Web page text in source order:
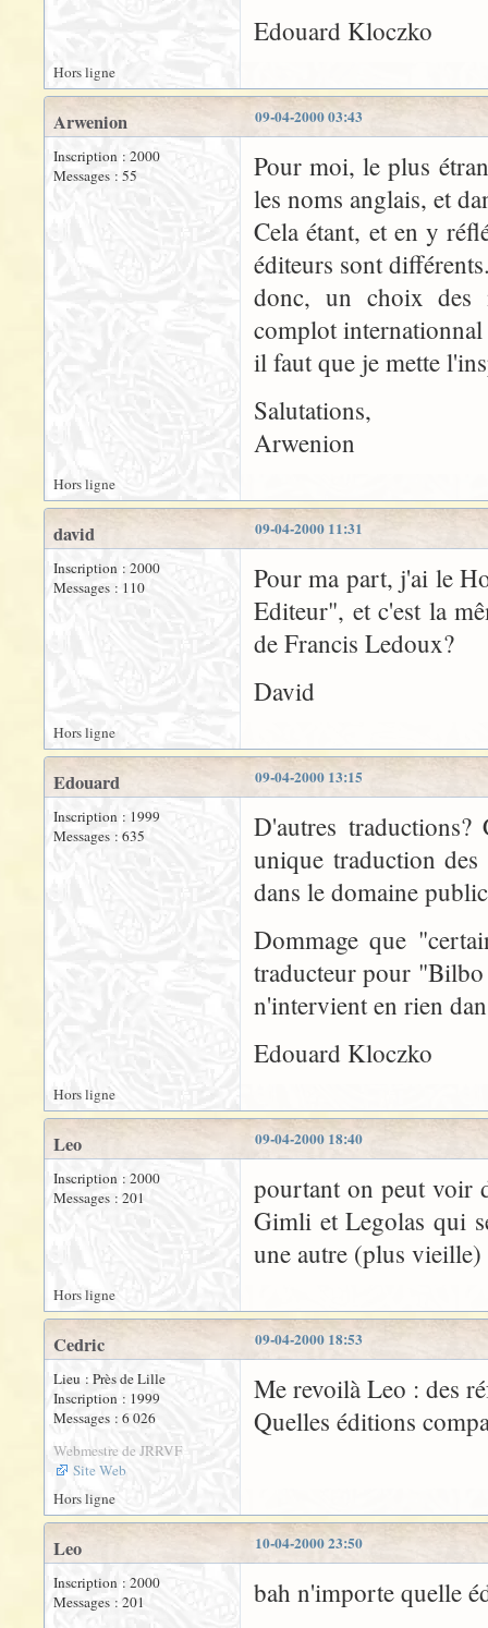
Edouard Kloczko
Hors ligne
09-04-2000 03:43
Arwenion
Inscription : 2000
Messages : 55
Pour moi, le plus
les noms anglais, et
Cela étant, et en y
éditeurs sont
donc, un choix des
complot internationnal
il faut que je mette
Salutations,
Arwenion
Hors ligne
09-04-2000 11:31
david
Inscription : 2000
Messages : 110
Pour ma part, j'ai le
Editeur", et c'est la
de Francis Ledoux?
David
Hors ligne
09-04-2000 13:15
Edouard
Inscription : 1999
Messages : 635
D'autres
unique traduction
dans le domaine
Dommage que
traducteur pour
n'intervient en rien
Edouard Kloczko
Hors ligne
09-04-2000 18:40
Leo
Inscription : 2000
Messages : 201
pourtant on peut voir
Gimli et Legolas qui
une autre (plus
Hors ligne
09-04-2000 18:53
Cedric
Lieu : Près de Lille
Inscription : 1999
Messages : 6 026
Webmestre de JRRVF
Site Web
Me revoilà Leo : des
Quelles éditions
Hors ligne
10-04-2000 23:50
Leo
Inscription : 2000
Messages : 201
bah n'importe quelle